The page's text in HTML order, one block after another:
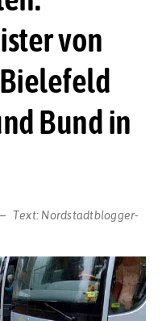
von
Bund in
Text: Nordstadtblogger-